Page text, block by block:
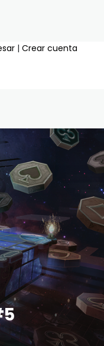
|Crear cuenta